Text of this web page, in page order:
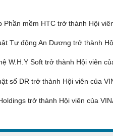
mềm HTC trở thành Hội
Tự động An Dương trở thành
W.H.Y Soft trở thành Hội viên
số DR trở thành Hội viên của
trở thành Hội viên của